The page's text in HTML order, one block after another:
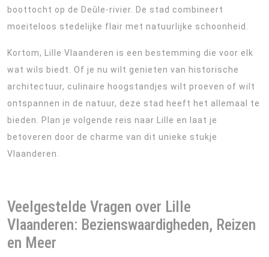
boottocht op de Deûle-rivier. De stad combineert
moeiteloos stedelijke flair met natuurlijke schoonheid.
Kortom, Lille Vlaanderen is een bestemming die voor elk
wat wils biedt. Of je nu wilt genieten van historische
architectuur, culinaire hoogstandjes wilt proeven of wilt
ontspannen in de natuur, deze stad heeft het allemaal te
bieden. Plan je volgende reis naar Lille en laat je
betoveren door de charme van dit unieke stukje
Vlaanderen.
Veelgestelde Vragen over Lille
Vlaanderen: Bezienswaardigheden, Reizen
en Meer